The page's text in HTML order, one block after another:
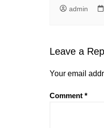
admin
Leave a
Your email
Comment *